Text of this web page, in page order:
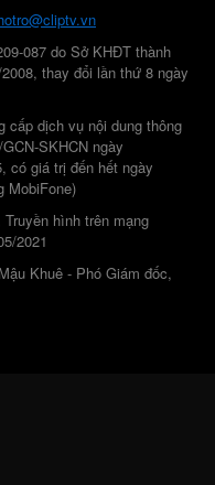
087 do Sở KHĐT thành
thay đổi lần thứ 8 ngày
cấp dịch vụ nội dung thông
SKHCN ngày
có giá trị đến hết ngày
MobiFone)
hình trên mạng
2021
Khuê - Phó Giám đốc,